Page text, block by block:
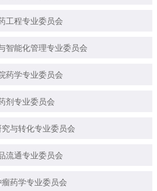
工程专业委员会
智能化管理专业委员会
药学专业委员会
剂专业委员会
与转化专业委员会
流通专业委员会
药学专业委员会